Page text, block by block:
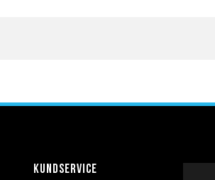
Kundservice